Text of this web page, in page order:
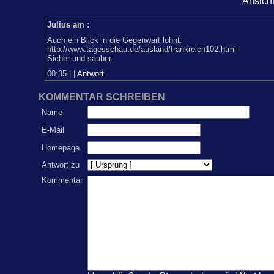
Julius am :
Auch ein Blick in die Gegenwart lohnt:
http://www.tagesschau.de/ausland/frankreich102.html
Sicher und sauber.
00:35 | | Antwort
KOMMENTAR SCHREIBEN
Name
E-Mail
Homepage
Antwort zu
Kommentar